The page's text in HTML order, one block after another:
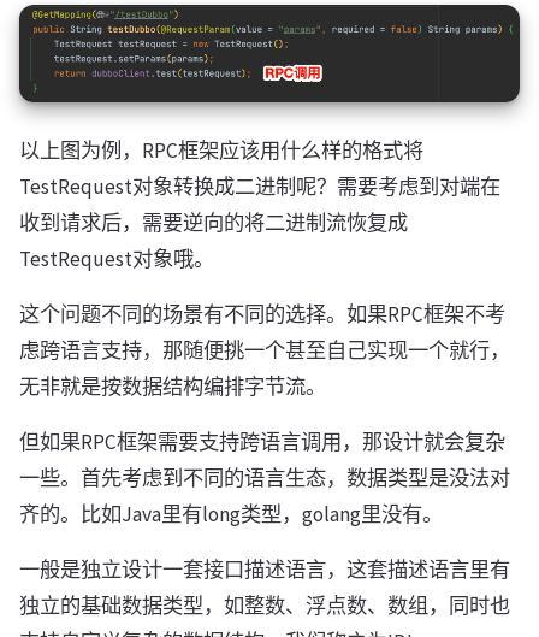
以上图为例，RPC框架应该用什么样的格式将
TestRequest对象转换成二进制呢？需要考虑到对端在
收到请求后，需要逆向的将二进制流恢复成
TestRequest对象哦。
这个问题不同的场景有不同的选择。如果RPC框架不考
虑跨语言支持，那随便挑一个甚至自己实现一个就行，
无非就是按数据结构编排字节流。
但如果RPC框架需要支持跨语言调用，那设计就会复杂
一些。首先考虑到不同的语言生态，数据类型是没法对
齐的。比如Java里有long类型，golang里没有。
一般是独立设计一套接口描述语言，这套描述语言里有
独立的基础数据类型，如整数、浮点数、数组，同时也